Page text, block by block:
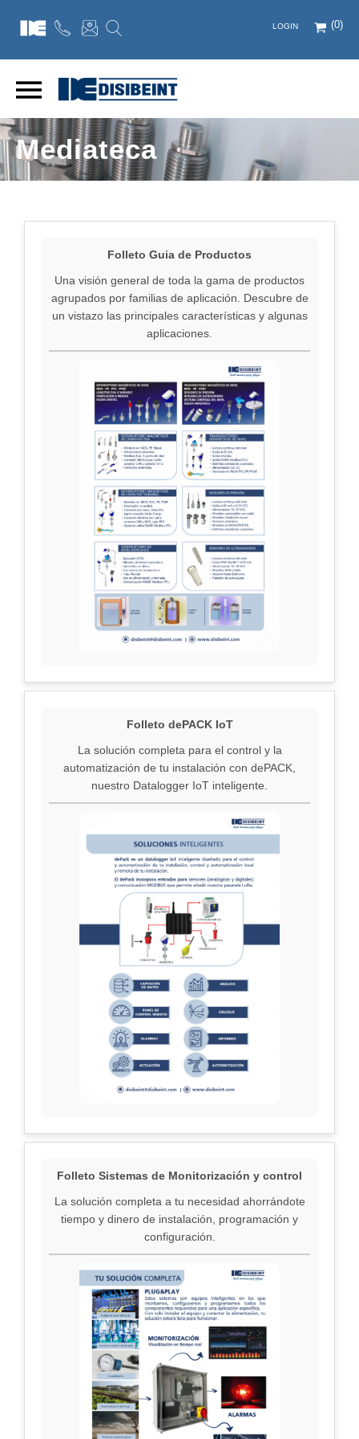
(0)
LOGIN
Mediateca
Folleto Guia de Productos
Una visión general de toda la gama de productos
agrupados por familias de aplicación. Descubre de
un vistazo las principales características y algunas
aplicaciones.
Folleto dePACK IoT
La solución completa para el control y la
automatización de tu instalación con dePACK,
nuestro Datalogger IoT inteligente.
Folleto Sistemas de Monitorización y control
La solución completa a tu necesidad ahorrándote
tiempo y dinero de instalación, programación y
configuración.